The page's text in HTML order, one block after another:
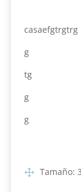
casaefgtrgtrg
g
tg
g
g
Tamaño: